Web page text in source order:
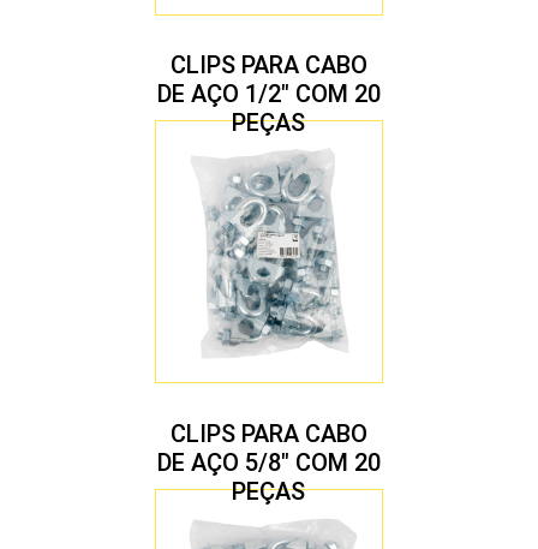
CLIPS PARA CABO
DE AÇO 1/2″ COM 20
PEÇAS
CLIPS PARA CABO
DE AÇO 5/8″ COM 20
PEÇAS